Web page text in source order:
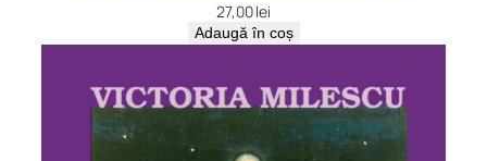
27,00lei
Adaugă în coș